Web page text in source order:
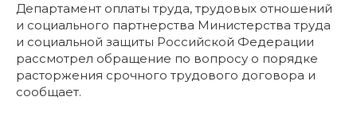
Департамент оплаты труда, трудовых отношений
и социального партнерства Министерства труда
и социальной защиты Российской Федерации
рассмотрел обращение по вопросу о порядке
расторжения срочного трудового договора и
сообщает.